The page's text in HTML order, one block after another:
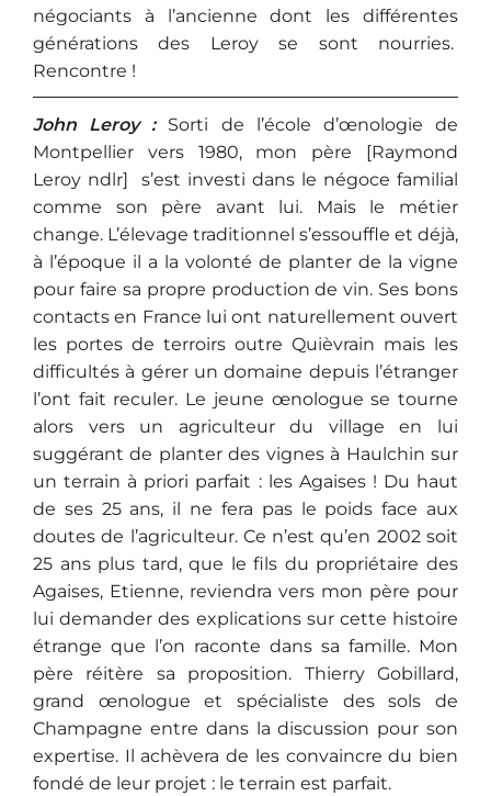
négociants à l’ancienne dont les différentes
générations des Leroy se sont nourries.
Rencontre !
John Leroy :Sorti de l’école d’œnologie de
Montpellier vers 1980, mon père [Raymond
Leroy ndlr] s’est investi dans le négoce familial
comme son père avant lui. Mais le métier
change. L’élevage traditionnel s’essouffle et déjà,
à l’époque il a la volonté de planter de la vigne
pour faire sa propre production de vin. Ses bons
contacts en France lui ont naturellement ouvert
les portes de terroirs outre Quièvrain mais les
difficultés à gérer un domaine depuis l’étranger
l’ont fait reculer. Le jeune œnologue se tourne
alors vers un agriculteur du village en lui
suggérant de planter des vignes à Haulchin sur
un terrain à priori parfait : les Agaises ! Du haut
de ses 25 ans, il ne fera pas le poids face aux
doutes de l’agriculteur. Ce n’est qu’en 2002 soit
25 ans plus tard, que le fils du propriétaire des
Agaises, Etienne, reviendra vers mon père pour
lui demander des explications sur cette histoire
étrange que l’on raconte dans sa famille. Mon
père réitère sa proposition. Thierry Gobillard,
grand œnologue et spécialiste des sols de
Champagne entre dans la discussion pour son
expertise. Il achèvera de les convaincre du bien
fondé de leur projet : le terrain est parfait.